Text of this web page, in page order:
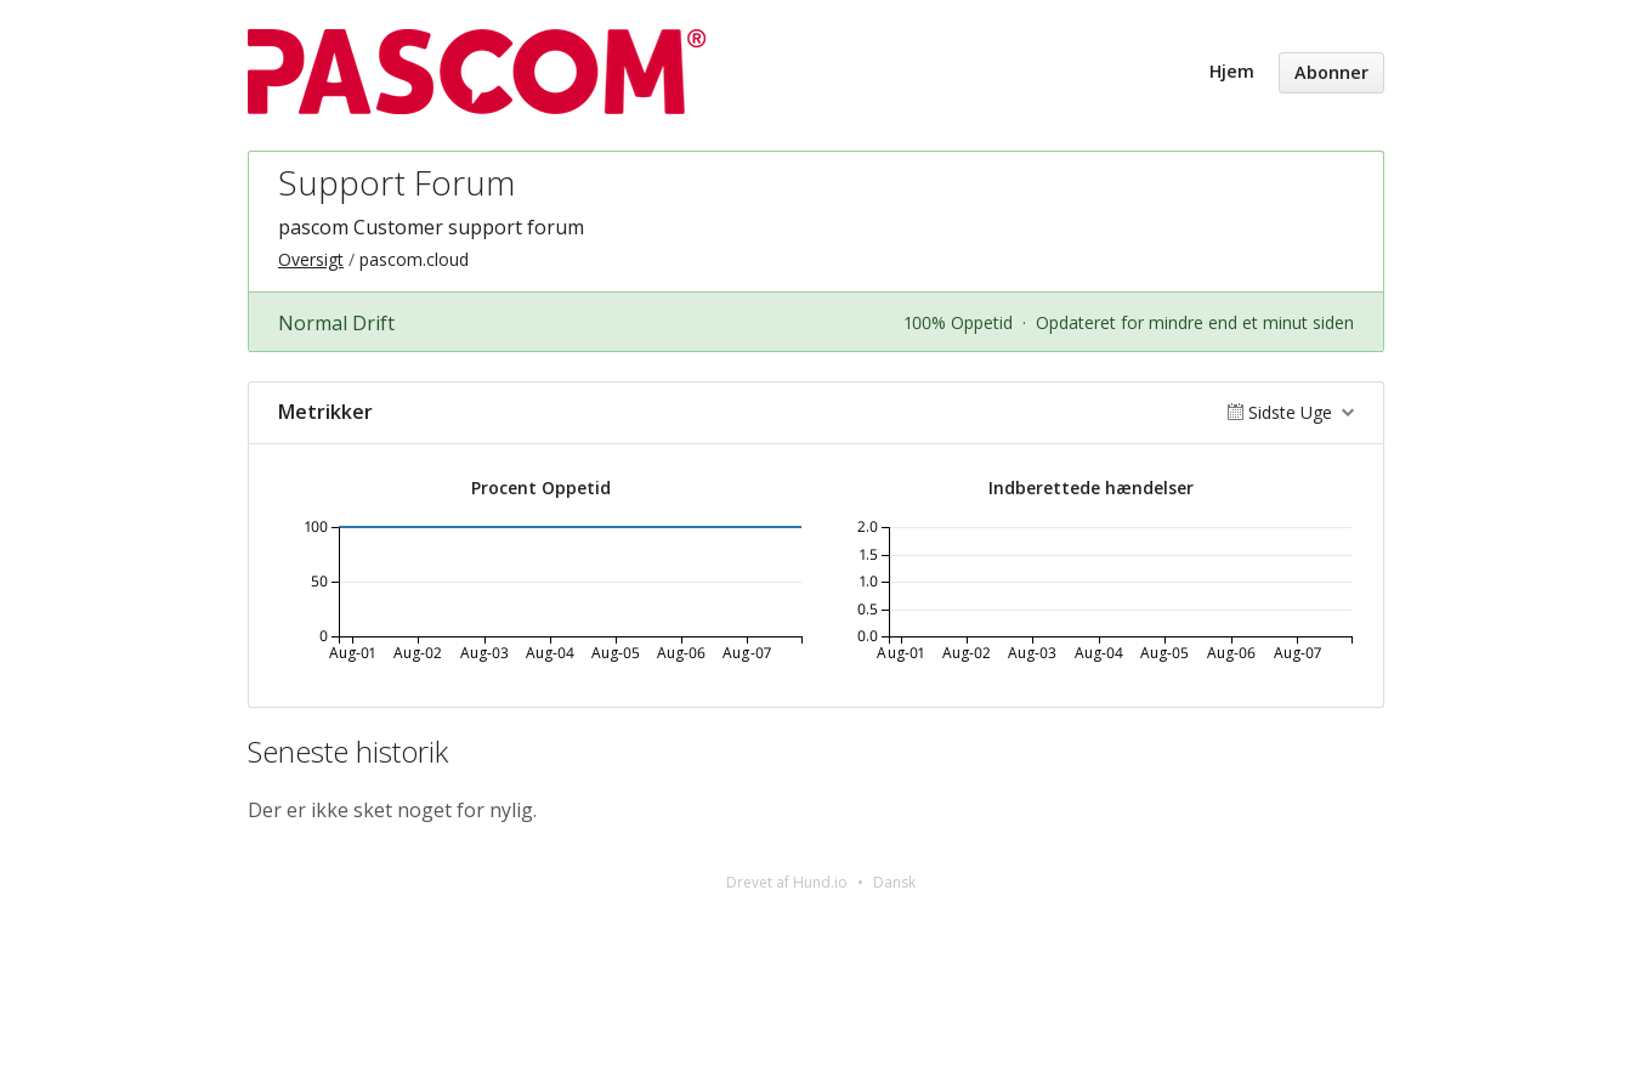
Hjem Abonner
Support Forum
pascom Customer support forum
Oversigt pascom.cloud
Normal Drift 100% Oppetid · Opdateret for mindre end et minut siden
Metrikker Sidste Uge
Procent Oppetid
Aug-01 Aug-02 Aug-03 Aug-04 Aug-05 Aug-06 Aug-07
0
50
100
Indberettede hændelser
Aug-01 Aug-02 Aug-03 Aug-04 Aug-05 Aug-06 Aug-07
0.0
0.5
1.0
1.5
2.0
Seneste historik
Der er ikke sket noget for nylig.
Drevet af Hund.io Dansk